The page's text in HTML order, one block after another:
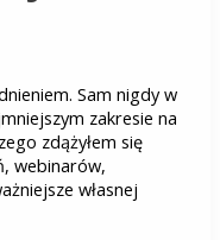
Sam nigdy w
zakresie na
zdążyłem się
webinarów,
własnej